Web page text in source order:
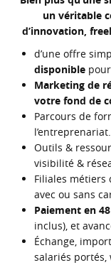
un véritable
d’innovation,
d’une offre
disponible
Marketing de
votre fond de
Parcours de
l’entreprenariat.
Outils &
visibilité &
Filiales métiers
avec ou sans
Paiement en
inclus), et
Échange,
salariés portés,